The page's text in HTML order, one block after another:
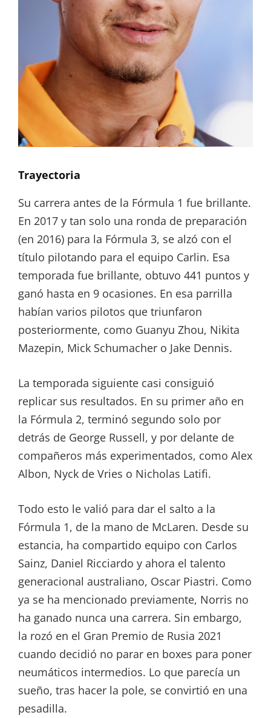
Trayectoria
Su carrera antes de la Fórmula 1 fue brillante.
En 2017 y tan solo una ronda de preparación
(en 2016) para la Fórmula 3, se alzó con el
título pilotando para el equipo Carlin. Esa
temporada fue brillante, obtuvo 441 puntos y
ganó hasta en 9 ocasiones. En esa parrilla
habían varios pilotos que triunfaron
posteriormente, como Guanyu Zhou, Nikita
Mazepin, Mick Schumacher o Jake Dennis.
La temporada siguiente casi consiguió
replicar sus resultados. En su primer año en
la Fórmula 2, terminó segundo solo por
detrás de George Russell, y por delante de
compañeros más experimentados, como Alex
Albon, Nyck de Vries o Nicholas Latifi.
Todo esto le valió para dar el salto a la
Fórmula 1, de la mano de McLaren. Desde su
estancia, ha compartido equipo con Carlos
Sainz, Daniel Ricciardo y ahora el talento
generacional australiano, Oscar Piastri. Como
ya se ha mencionado previamente, Norris no
ha ganado nunca una carrera. Sin embargo,
la rozó en el Gran Premio de Rusia 2021
cuando decidió no parar en boxes para poner
neumáticos intermedios. Lo que parecía un
sueño, tras hacer la pole, se convirtió en una
pesadilla.